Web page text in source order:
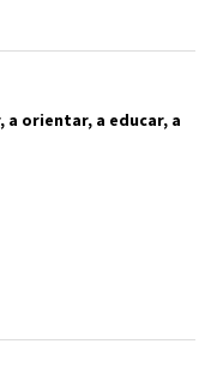
a orientar, a educar, a